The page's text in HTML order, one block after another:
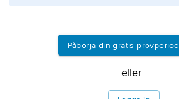
Information om artikeln
Påbörja din gratis provperiod
eller